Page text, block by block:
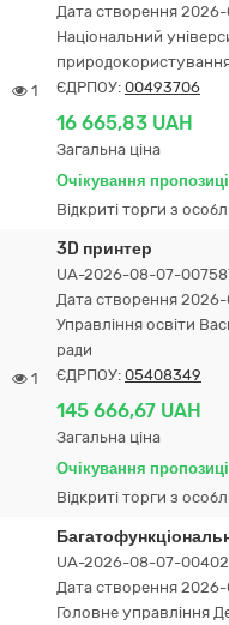
1
Дата створення 2026-
Національний
ЄДРПОУ: 00493706
16 665,83 UAH
Загальна ціна
Очікування
Відкриті торги з
1
3D принтер
UA-2026-08-07-
Дата створення
Управління освіти
ради
ЄДРПОУ: 05408349
145 666,67 UAH
Загальна ціна
Очікування
Відкриті торги з
UA-2026-08-07-
Дата створення 2026-
Головне управління